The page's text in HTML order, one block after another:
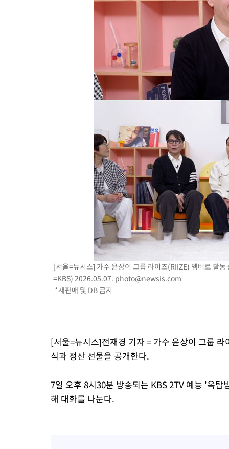
[서울=뉴시스] 가수 윤상이 그룹 라이즈(RIIZE) 멤버로 활
=KBS) 2026.05.07. photo@newsis.com
*재판매 및 DB 금지
[서울=뉴시스]전재경 기자 = 가수 윤상이 그룹
식과 정산 선물을 공개한다.
7일 오후 8시30분 방송되는 KBS 2TV 예능 '옥
해 대화를 나눈다.